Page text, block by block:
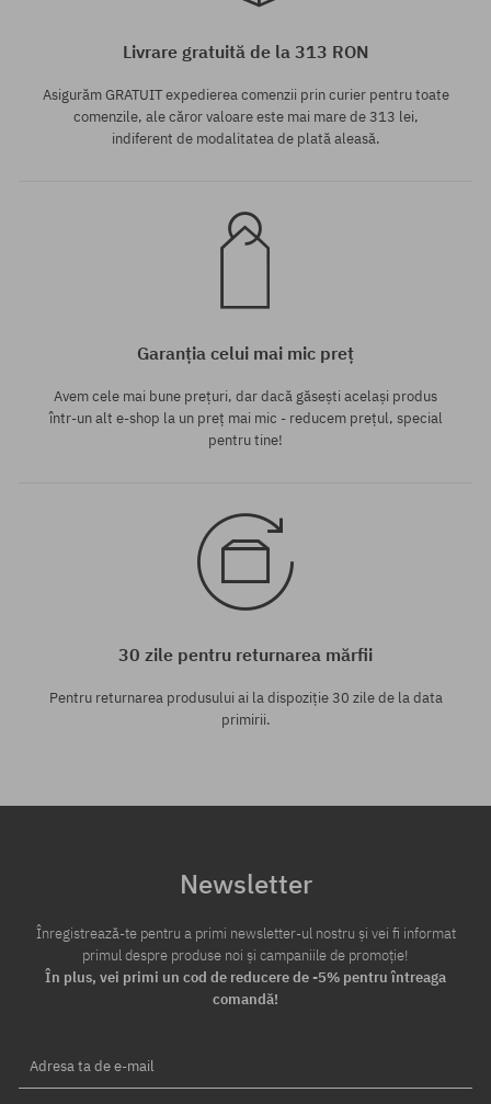
Mărimi existente:
Livrare gratuită de la 313 RON
Asigurăm GRATUIT expedierea comenzii prin curier pentru toate
comenzile, ale căror valoare este mai mare de 313 lei,
indiferent de modalitatea de plată aleasă.
Garanția celui mai mic preț
Avem cele mai bune prețuri, dar dacă găsești același produs
într-un alt e-shop la un preț mai mic - reducem prețul, special
pentru tine!
30 zile pentru returnarea mărfii
Pentru returnarea produsului ai la dispoziție 30 zile de la data
primirii.
Newsletter
Înregistrează-te pentru a primi newsletter-ul nostru și vei fi informat
primul despre produse noi și campaniile de promoție!
În plus, vei primi un cod de reducere de -5% pentru întreaga
comandă!
Adresa ta de e-mail